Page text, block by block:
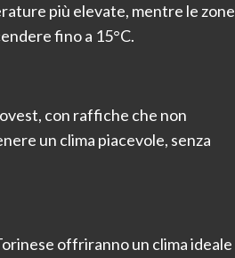
più elevate, mentre le zone
fino a 15°C.
con raffiche che non
un clima piacevole, senza
offriranno un clima ideale